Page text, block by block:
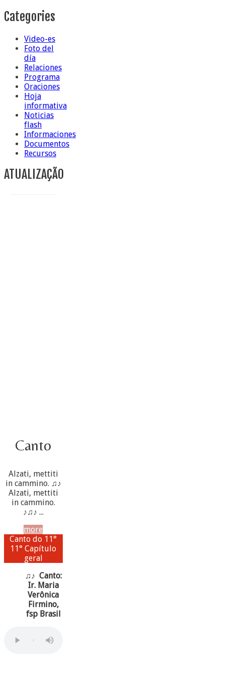
Categories
Video-es
Foto del
día
Relaciones
Programa
Oraciones
Hoja
informativa
Noticias
flash
Informaciones
Documentos
Recursos
ATUALIZAÇÃO
Canto
Alzati, mettiti
in cammino. ♫♪
Alzati, mettiti
in cammino.
♪♫♪ ...
more
Canto do 11°
11° Capítulo
geral
♫♪ Canto:
Ir. Maria
Verônica
Firmino,
fsp Brasil